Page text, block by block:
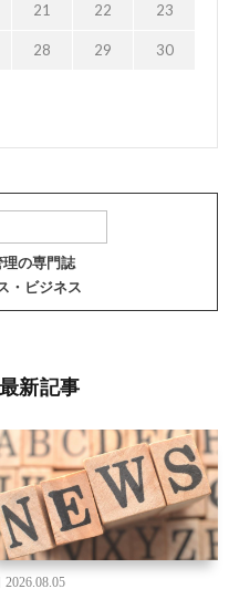
21 22 23
28 29 30
の専門誌
・ビジネス
新記事
2026.08.05